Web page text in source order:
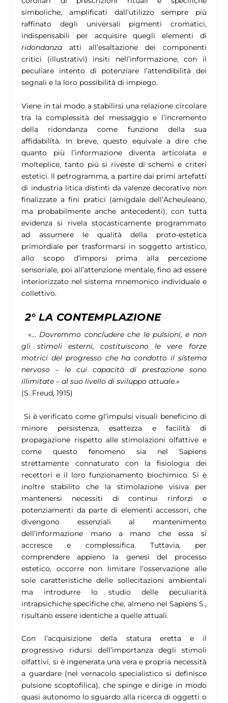
simboliche, amplificati dall’utilizzo sempre più
raffinato degli universali pigmenti cromatici,
indispensabili per acquisire quegli elementi di
ridondanza atti all’esaltazione dei componenti
critici (illustrativi) insiti nell’informazione, con il
peculiare intento di potenziare l’attendibilità dei
segnali e la loro possibilità di impiego.
Viene in tal modo a stabilirsi una relazione circolare
tra la complessità del messaggio e l’incremento
della ridondanza come funzione della sua
affidabilità. In breve, questo equivale a dire che
quanto più l’informazione diventa articolata e
molteplice, tanto più si riveste di schemi e criteri
estetici. Il petrogramma, a partire dai primi artefatti
di industria litica distinti da valenze decorative non
finalizzate a fini pratici (amigdale dell’Acheuleano,
ma probabilmente anche antecedenti), con tutta
evidenza si rivela stocasticamente programmato
ad assumere le qualità della proto-estetica
primordiale per trasformarsi in soggetto artistico,
allo scopo d’imporsi prima alla percezione
sensoriale, poi all’attenzione mentale, fino ad essere
interiorizzato nel sistema mnemonico individuale e
collettivo.
2° LA CONTEMPLAZIONE
«… Dovremmo concludere che le pulsioni, e non
gli stimoli esterni, costituiscono le vere forze
motrici del progresso che ha condotto il sistema
nervoso – le cui capacità di prestazione sono
illimitate – al suo livello di sviluppo attuale.»
(S. Freud, 1915)
Si è verificato come gl’impulsi visuali beneficino di
minore persistenza, esattezza e facilità di
propagazione rispetto alle stimolazioni olfattive e
come questo fenomeno sia nel Sapiens
strettamente connaturato con la fisiologia dei
recettori e il loro funzionamento biochimico. Si è
inoltre stabilito che la stimolazione visiva per
mantenersi necessiti di continui rinforzi e
potenziamenti da parte di elementi accessori, che
divengono essenziali al mantenimento
dell’informazione mano a mano che essa si
accresce e complessifica. Tuttavia, per
comprendere appieno la genesi del processo
estetico, occorre non limitare l’osservazione alle
sole caratteristiche delle sollecitazioni ambientali
ma introdurre lo studio delle peculiarità
intrapsichiche specifiche che, almeno nel Sapiens S.,
risultano essere identiche a quelle attuali.
Con l’acquisizione della statura eretta e il
progressivo ridursi dell’importanza degli stimoli
olfattivi, si è ingenerata una vera e propria necessità
a guardare (nel vernacolo specialistico si definisce
pulsione scoptofilica), che spinge e dirige in modo
quasi autonomo lo sguardo alla ricerca di oggetti o